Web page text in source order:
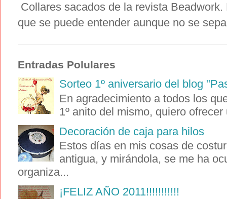
Collares sacados de la revista
que se puede entender aunque no se
Entradas Polulares
Sorteo 1º aniversario del blog
En agradecimiento a todos los
1º anito del mismo, quiero
Decoración de caja para hilos
Estos días en mis cosas de
antigua, y mirándola, se me ha
organiza...
¡FELIZ AÑO 2011!!!!!!!!!!!